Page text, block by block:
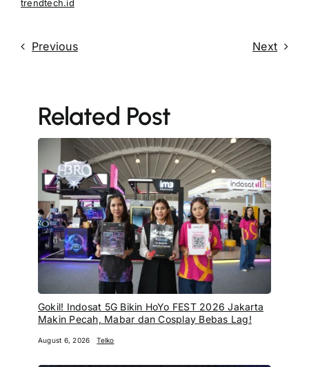
trendtech.id
Previous Next
Related Post
Gokil! Indosat 5G Bikin HoYo FEST 2026 Jakarta
Makin Pecah, Mabar dan Cosplay Bebas Lag!
August 6, 2026 Telko